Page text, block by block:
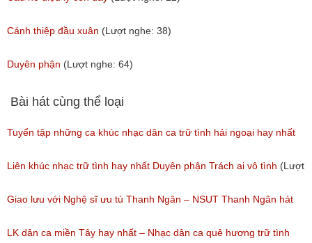
Cánh thiệp đầu xuân (Lượt nghe: 38)
Duyên phận (Lượt nghe: 64)
Bài hát cùng thể loại
Tuyển tập những ca khúc nhạc dân ca trữ tình hải ngoại hay nhất
(Lượt nghe: 277)
Liên khúc nhạc trữ tình hay nhất Duyên phận Trách ai vô tình (Lượt
nghe: 193)
Giao lưu với Nghệ sĩ ưu tú Thanh Ngân – NSUT Thanh Ngân hát
Bolero
LK dân ca miền Tây hay nhất – Nhạc dân ca quê hương trữ tình